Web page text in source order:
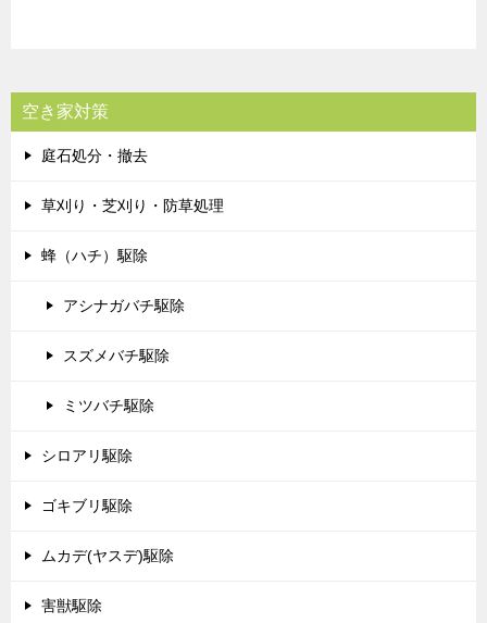
空き家対策
庭石処分・撤去
草刈り・芝刈り・防草処理
蜂（ハチ）駆除
アシナガバチ駆除
スズメバチ駆除
ミツバチ駆除
シロアリ駆除
ゴキブリ駆除
ムカデ(ヤスデ)駆除
害獣駆除